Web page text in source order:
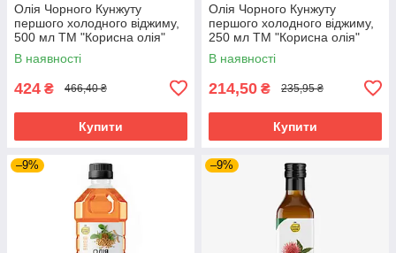
Олія Чорного Кунжуту
першого холодного віджиму,
500 мл ТМ "Корисна олія"
В наявності
424 ₴ 466,40 ₴
Купити
Олія Чорного Кунжуту
першого холодного віджиму,
250 мл ТМ "Корисна олія"
В наявності
214,50 ₴ 235,95 ₴
Купити
–9% –9%